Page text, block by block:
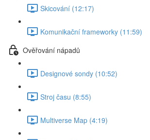
Skicování (12:17)
Komunikační frameworky (11:59)
Ověřování nápadů
Designové sondy (10:52)
Stroj času (8:55)
Multiverse Map (4:19)